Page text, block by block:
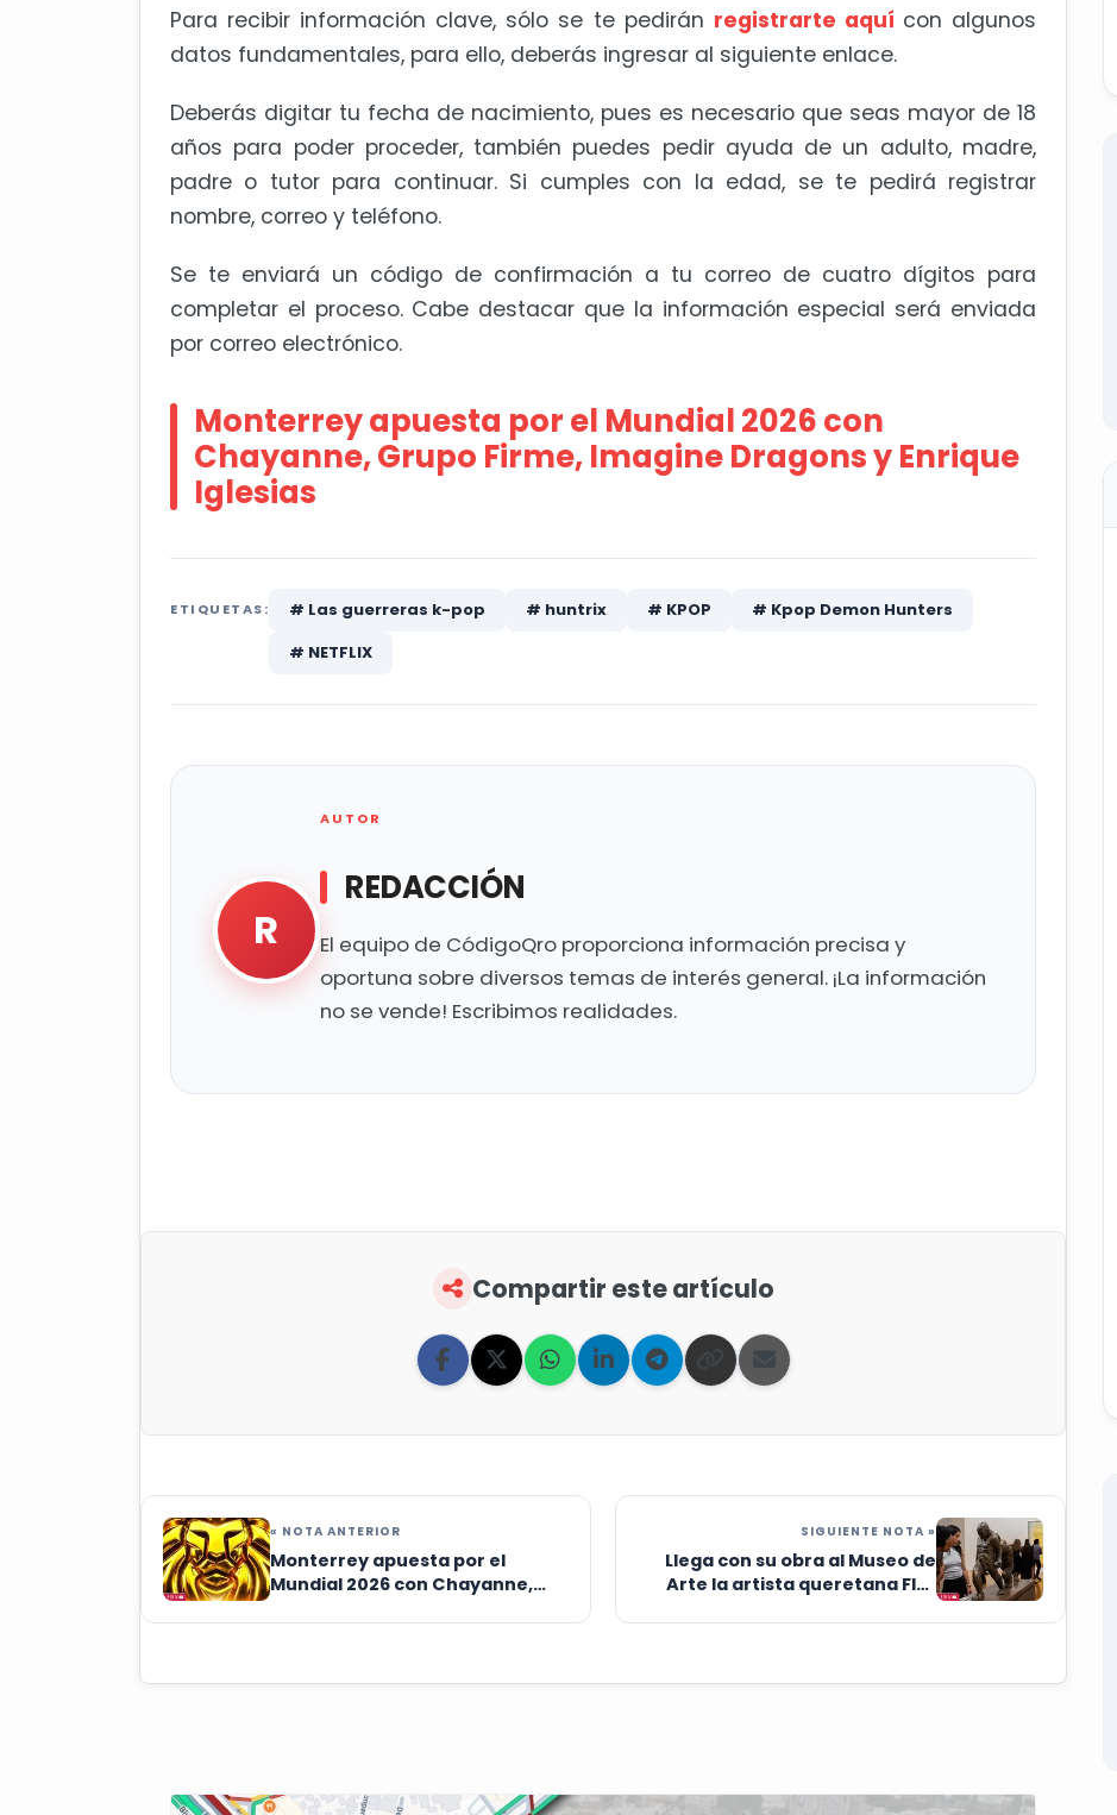
Para recibir información clave, sólo se te pedirán registrarte aquí con algunos
datos fundamentales, para ello, deberás ingresar al siguiente enlace.
Deberás digitar tu fecha de nacimiento, pues es necesario que seas mayor de 18
años para poder proceder, también puedes pedir ayuda de un adulto, madre,
padre o tutor para continuar. Si cumples con la edad, se te pedirá registrar
nombre, correo y teléfono.
Se te enviará un código de confirmación a tu correo de cuatro dígitos para
completar el proceso. Cabe destacar que la información especial será enviada
por correo electrónico.
Monterrey apuesta por el Mundial 2026 con
Chayanne, Grupo Firme, Imagine Dragons y Enrique
Iglesias
ETIQUETAS: # Las guerreras k-pop # huntrix # KPOP
# Kpop Demon Hunters
# NETFLIX
R
AUTOR
REDACCIÓN
El equipo de CódigoQro proporciona información precisa y
oportuna sobre diversos temas de interés general. ¡La información
no se vende! Escribimos realidades.
Compartir este artículo
« NOTA ANTERIOR
Monterrey apuesta por el
Mundial 2026 con Chayanne,
SIGUIENTE NOTA »
Llega con su obra al Museo de
Arte la artista queretana Flor